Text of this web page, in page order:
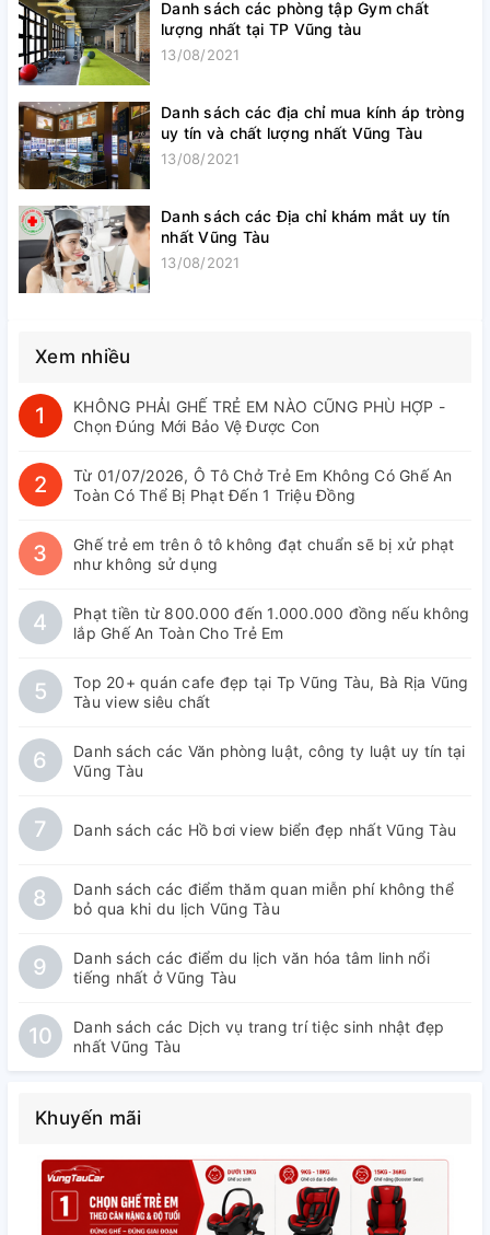
Danh sách các phòng tập Gym chất
lượng nhất tại TP Vũng tàu
13/08/2021
Danh sách các địa chỉ mua kính áp tròng
uy tín và chất lượng nhất Vũng Tàu
13/08/2021
Danh sách các Địa chỉ khám mắt uy tín
nhất Vũng Tàu
13/08/2021
Xem nhiều
1
KHÔNG PHẢI GHẾ TRẺ EM NÀO CŨNG PHÙ HỢP -
Chọn Đúng Mới Bảo Vệ Được Con
2
Từ 01/07/2026, Ô Tô Chở Trẻ Em Không Có Ghế An
Toàn Có Thể Bị Phạt Đến 1 Triệu Đồng
3
Ghế trẻ em trên ô tô không đạt chuẩn sẽ bị xử phạt
như không sử dụng
4
Phạt tiền từ 800.000 đến 1.000.000 đồng nếu không
lắp Ghế An Toàn Cho Trẻ Em
5
Top 20+ quán cafe đẹp tại Tp Vũng Tàu, Bà Rịa Vũng
Tàu view siêu chất
6
Danh sách các Văn phòng luật, công ty luật uy tín tại
Vũng Tàu
7 Danh sách các Hồ bơi view biển đẹp nhất Vũng Tàu
8
Danh sách các điểm thăm quan miễn phí không thể
bỏ qua khi du lịch Vũng Tàu
9
Danh sách các điểm du lịch văn hóa tâm linh nổi
tiếng nhất ở Vũng Tàu
10
Danh sách các Dịch vụ trang trí tiệc sinh nhật đẹp
nhất Vũng Tàu
Khuyến mãi